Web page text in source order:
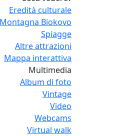
Eredità culturale
Montagna Biokovo
Spiagge
Altre attrazioni
Mappa interattiva
Multimedia
Album di foto
Vintage
Video
Webcams
Virtual walk